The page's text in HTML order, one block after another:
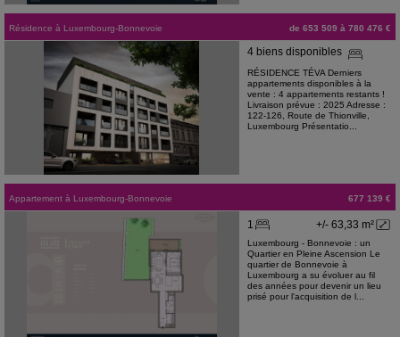
Résidence à Luxembourg-Bonnevoie de 653 509 à 780 476 €
4 biens disponibles
RÉSIDENCE TÉVA Derniers
appartements disponibles à la
vente : 4 appartements restants !
Livraison prévue : 2025 Adresse :
122-126, Route de Thionville,
Luxembourg Présentatio...
Appartement à Luxembourg-Bonnevoie 677 139 €
+/- 63,33 m²
1
Luxembourg - Bonnevoie : un
Quartier en Pleine Ascension Le
quartier de Bonnevoie à
Luxembourg a su évoluer au fil
des années pour devenir un lieu
prisé pour l'acquisition de l...